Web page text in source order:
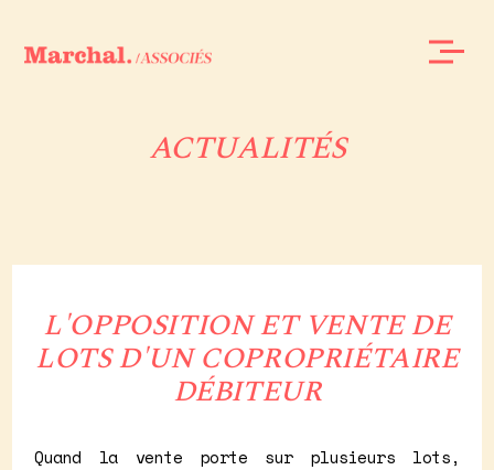
ACTUALITÉS
L'OPPOSITION ET VENTE DE
LOTS D'UN COPROPRIÉTAIRE
DÉBITEUR
Quand la vente porte sur plusieurs lots,